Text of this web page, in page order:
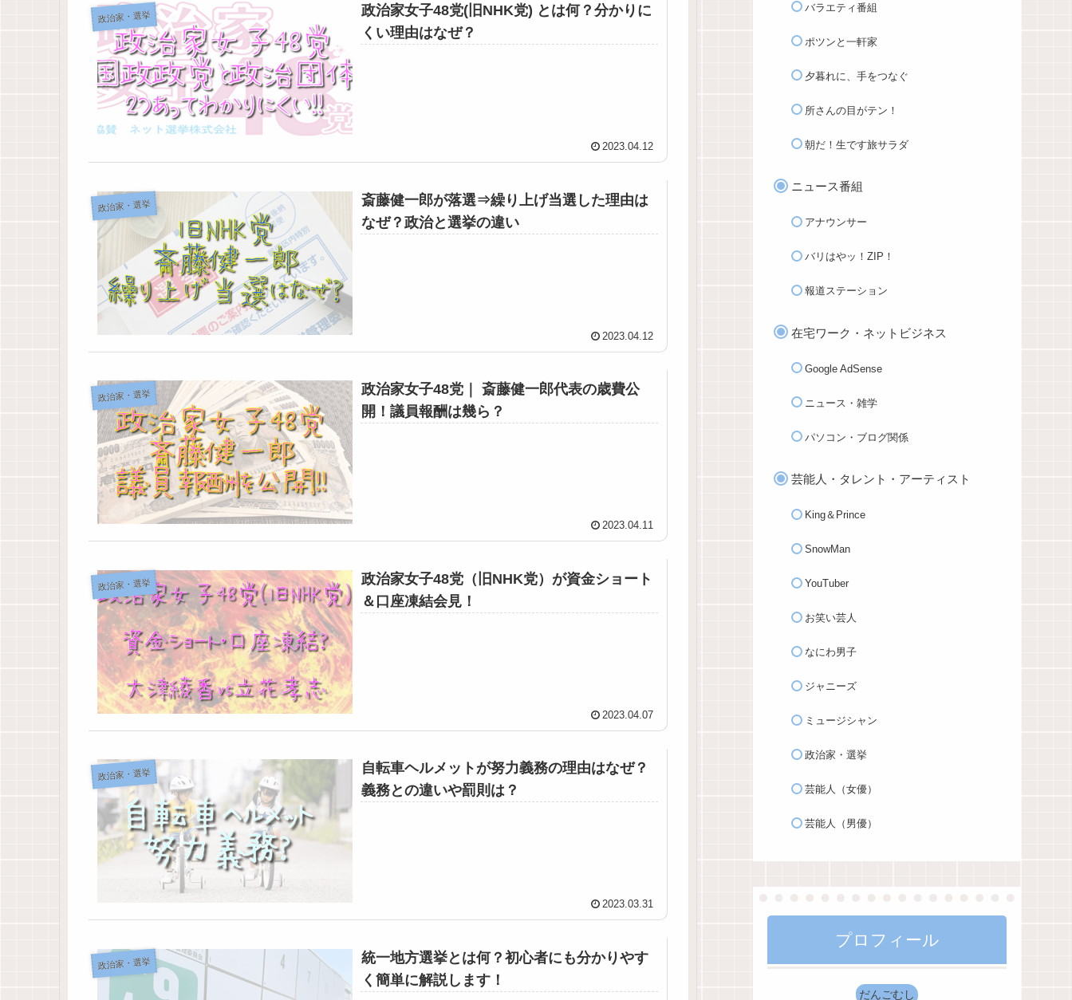
政治家・選挙
政治家女子48党(旧NHK党) とは何？分かりに
くい理由はなぜ？
2023.04.12
政治家・選挙
斎藤健一郎が落選⇒繰り上げ当選した理由は
なぜ？政治と選挙の違い
2023.04.12
政治家・選挙
政治家女子48党｜ 斎藤健一郎代表の歳費公
開！議員報酬は幾ら？
2023.04.11
政治家・選挙
政治家女子48党（旧NHK党）が資金ショート
＆口座凍結会見！
2023.04.07
政治家・選挙
自転車ヘルメットが努力義務の理由はなぜ？
義務との違いや罰則は？
2023.03.31
政治家・選挙
統一地方選挙とは何？初心者にも分かりやす
く簡単に解説します！
バラエティ番組
ポツンと一軒家
夕暮れに、手をつなぐ
所さんの目がテン！
朝だ！生です旅サラダ
ニュース番組
アナウンサー
バリはやッ！ZIP！
報道ステーション
在宅ワーク・ネットビジネス
Google AdSense
ニュース・雑学
パソコン・ブログ関係
芸能人・タレント・アーティスト
King＆Prince
SnowMan
YouTuber
お笑い芸人
なにわ男子
ジャニーズ
ミュージシャン
政治家・選挙
芸能人（女優）
芸能人（男優）
プロフィール
だんごむし